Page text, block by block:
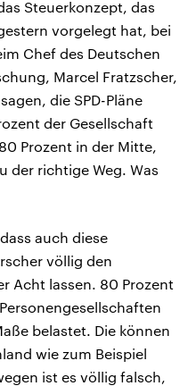
Steuerkonzept, das
vorgelegt hat, bei
Chef des Deutschen
Marcel Fratzscher,
die SPD-Pläne
der Gesellschaft
Prozent in der Mitte,
der richtige Weg. Was
auch diese
völlig den
Acht lassen. 80 Prozent
belastet. Die können
wie zum Beispiel
ist es völlig falsch,